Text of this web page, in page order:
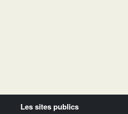
Les sites publics